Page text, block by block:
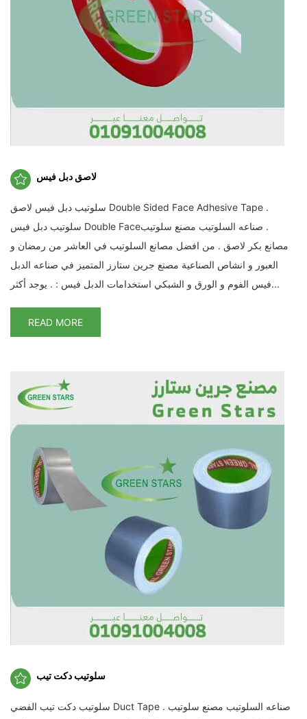
لاصق دبل فيس
سلوتيب دبل فيس لاصق Double Sided Face Adhesive Tape .
سلوتيب دبل فيس Double Face‏ . صناعه السلوتيب مصنع سلوتيب
مصانع بكر لاصق . من افضل مصانع السلوتيب في العاشر من رمضان و
العبور و انشاص الصناعية مصنع جرين ستارز المتميز في صناعه الدبل
فيس الفوم و الورق و الشبكي استخدامات الدبل فيس : . يوجد أكثر...
READ MORE
سلوتيب دكت تيب
سلوتيب دكت تيب الفضي Duct Tape . صناعه السلوتيب مصنع سلوتيب